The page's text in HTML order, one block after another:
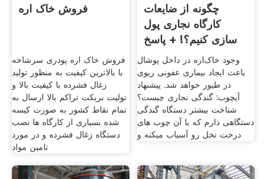
فروش خاک اره
فروش خاک اره پودری سرشاخه
با بالاترین کیفیت به منظور تولید
زغال فشرده با کیفیت بالا و
تولیت بریکت تراکم بالا ارسال به
تمام نقاط کشور به صورت کیسه
شده بسیاری از کارگاه ها نصب
دستگاه زغال فشرده و در مورد
تامین مواد
چگونه از ضایعات
کارگاه نجاری پول
سازی کنیم؟! + پاسخ
به پرسش ها
وجود خاک‌اره در داخل پوشال
باعث ایجاد بیماری عفونی ریوی
در طیور خواهد شد. پیشنهاد
آیچوب: گندگی نجاری چیست؟
شناخت بیشتر دستگاه گندگی
دستگاهی دارم که با آن چوب های
درخت نخل رو آسیاب میکنه و